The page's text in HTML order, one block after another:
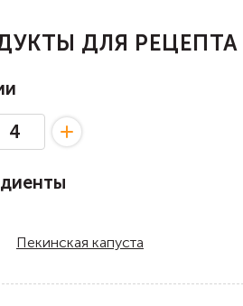
ДЛЯ РЕЦЕПТА
Пекинская капуста